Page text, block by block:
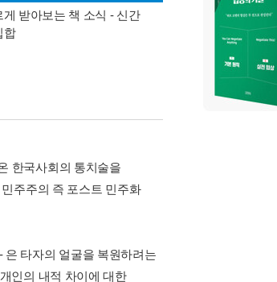
게 받아보는 책 소식 - 신간
합
경기컬처패스 1만
한국사회의 통치술을
주주의 즉 포스트 민주화
은 타자의 얼굴을 복원하려는
인의 내적 차이에 대한